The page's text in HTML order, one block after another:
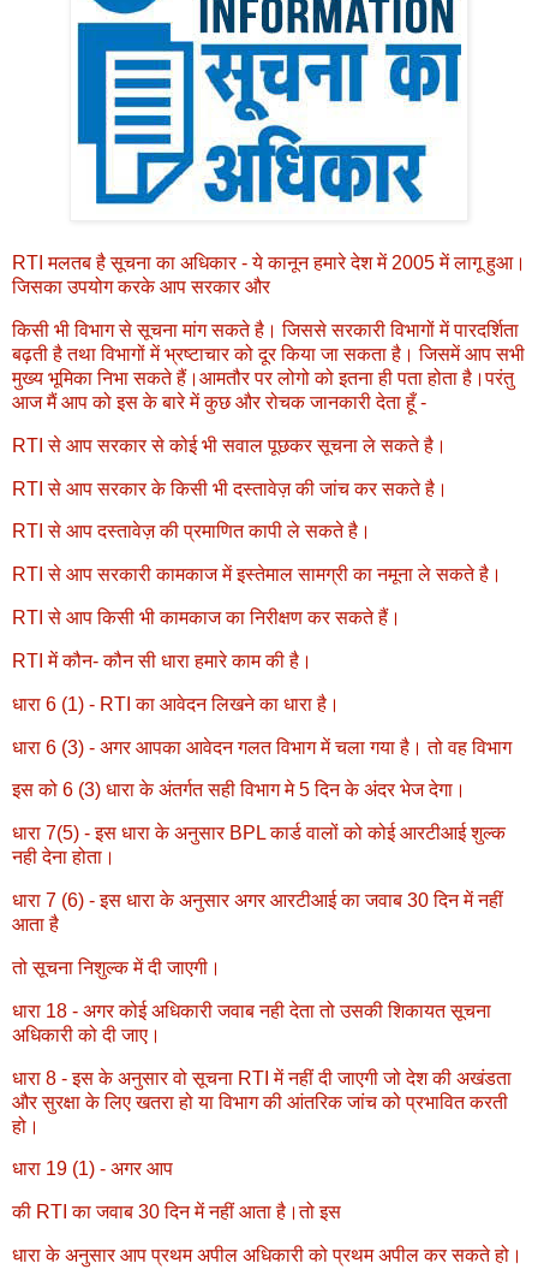
RTI मलतब है सूचना का अधिकार - ये कानून हमारे देश में 2005 में लागू हुआ।
जिसका उपयोग करके आप सरकार और
किसी भी विभाग से सूचना मांग सकते है। जिससे सरकारी विभागों में पारदर्शिता
बढ़ती है तथा विभागों में भ्रष्टाचार को दूर किया जा सकता है। जिसमें आप सभी
मुख्य भूमिका निभा सकते हैं।आमतौर पर लोगो को इतना ही पता होता है।परंतु
आज मैं आप को इस के बारे में कुछ और रोचक जानकारी देता हूँ -
RTI से आप सरकार से कोई भी सवाल पूछकर सूचना ले सकते है।
RTI से आप सरकार के किसी भी दस्तावेज़ की जांच कर सकते है।
RTI से आप दस्तावेज़ की प्रमाणित कापी ले सकते है।
RTI से आप सरकारी कामकाज में इस्तेमाल सामग्री का नमूना ले सकते है।
RTI से आप किसी भी कामकाज का निरीक्षण कर सकते हैं।
RTI में कौन- कौन सी धारा हमारे काम की है।
धारा 6 (1) - RTI का आवेदन लिखने का धारा है।
धारा 6 (3) - अगर आपका आवेदन गलत विभाग में चला गया है। तो वह विभाग
इस को 6 (3) धारा के अंतर्गत सही विभाग मे 5 दिन के अंदर भेज देगा।
धारा 7(5) - इस धारा के अनुसार BPL कार्ड वालों को कोई आरटीआई शुल्क
नही देना होता।
धारा 7 (6) - इस धारा के अनुसार अगर आरटीआई का जवाब 30 दिन में नहीं
आता है
तो सूचना निशुल्क में दी जाएगी।
धारा 18 - अगर कोई अधिकारी जवाब नही देता तो उसकी शिकायत सूचना
अधिकारी को दी जाए।
धारा 8 - इस के अनुसार वो सूचना RTI में नहीं दी जाएगी जो देश की अखंडता
और सुरक्षा के लिए खतरा हो या विभाग की आंतरिक जांच को प्रभावित करती
हो।
धारा 19 (1) - अगर आप
की RTI का जवाब 30 दिन में नहीं आता है।तो इस
धारा के अनुसार आप प्रथम अपील अधिकारी को प्रथम अपील कर सकते हो।